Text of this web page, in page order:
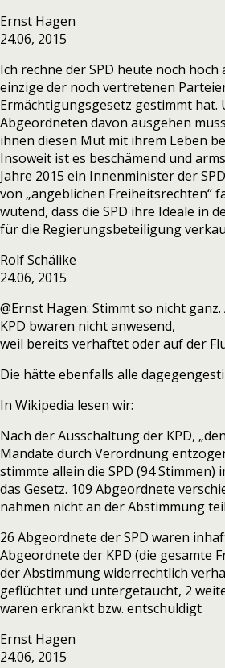
Ernst Hagen
24.06, 2015
Ich rechne der SPD heute noch hoch
einzige der noch vertretenen
Ermächtigungsgesetz gestimmt hat.
Abgeordneten davon ausgehen
ihnen diesen Mut mit ihrem Leben
Insoweit ist es beschämend und
Jahre 2015 ein Innenminister der
von „angeblichen Freiheitsrechten“
wütend, dass die SPD ihre Ideale in
für die Regierungsbeteiligung
Rolf Schälike
24.06, 2015
@Ernst Hagen: Stimmt so nicht
KPD bwaren nicht anwesend,
weil bereits verhaftet oder auf der
Die hätte ebenfalls alle
In Wikipedia lesen wir:
Nach der Ausschaltung der KPD,
Mandate durch Verordnung
stimmte allein die SPD (94 Stimmen)
das Gesetz. 109 Abgeordnete
nahmen nicht an der Abstimmung
26 Abgeordnete der SPD waren
Abgeordnete der KPD (die gesamte
der Abstimmung widerrechtlich
geflüchtet und untergetaucht, 2
waren erkrankt bzw. entschuldigt
Ernst Hagen
24.06, 2015